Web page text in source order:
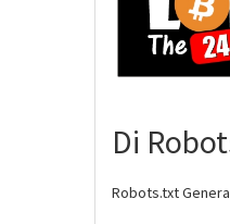
Di
Robots.txt